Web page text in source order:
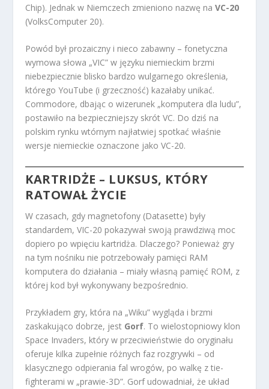
Chip). Jednak w Niemczech zmieniono nazwę naVC-20
(VolksComputer 20).
Powód był prozaiczny i nieco zabawny – fonetyczna
wymowa słowa „VIC” w języku niemieckim brzmi
niebezpiecznie blisko bardzo wulgarnego określenia,
którego YouTube (i grzeczność) kazałaby unikać.
Commodore, dbając o wizerunek „komputera dla ludu”,
postawiło na bezpieczniejszy skrót VC. Do dziś na
polskim rynku wtórnym najłatwiej spotkać właśnie
wersje niemieckie oznaczone jako VC-20.
KARTRIDŻE – LUKSUS, KTÓRY
RATOWAŁ ŻYCIE
W czasach, gdy magnetofony (Datasette) były
standardem, VIC-20 pokazywał swoją prawdziwą moc
dopiero po wpięciu kartridża. Dlaczego? Ponieważ gry
na tym nośniku nie potrzebowały pamięci RAM
komputera do działania – miały własną pamięć ROM, z
której kod był wykonywany bezpośrednio.
Przykładem gry, która na „Wiku” wygląda i brzmi
zaskakująco dobrze, jest Gorf. To wielostopniowy klon
Space Invaders, który w przeciwieństwie do oryginału
oferuje kilka zupełnie różnych faz rozgrywki – od
klasycznego odpierania fal wrogów, po walkę z tie-
fighterami w „prawie-3D”. Gorf udowadniał, że układ